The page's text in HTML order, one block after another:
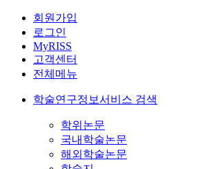
회원가입
로그인
MyRISS
고객센터
전체메뉴
학술연구정보서비스 검색
학위논문
국내학술논문
해외학술논문